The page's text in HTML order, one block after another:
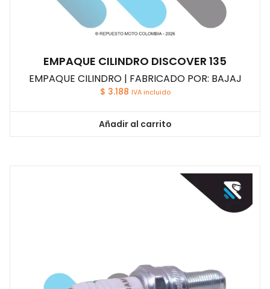
EMPAQUE CILINDRO DISCOVER 135
EMPAQUE CILINDRO | FABRICADO POR: BAJAJ
$ 3.188 IVA incluido
Añadir al carrito